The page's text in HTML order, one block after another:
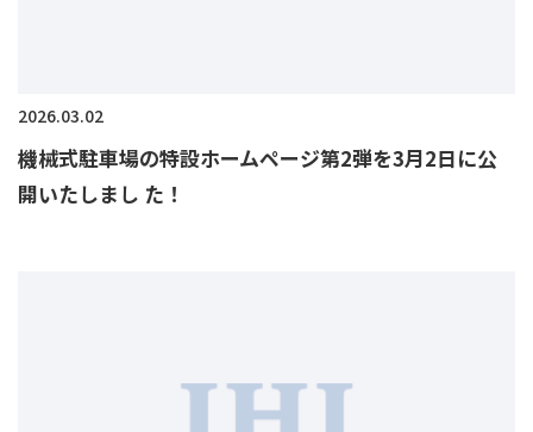
2026.03.02
機械式駐車場の特設ホームページ第2弾を3月2日に公
開いたしまし た！